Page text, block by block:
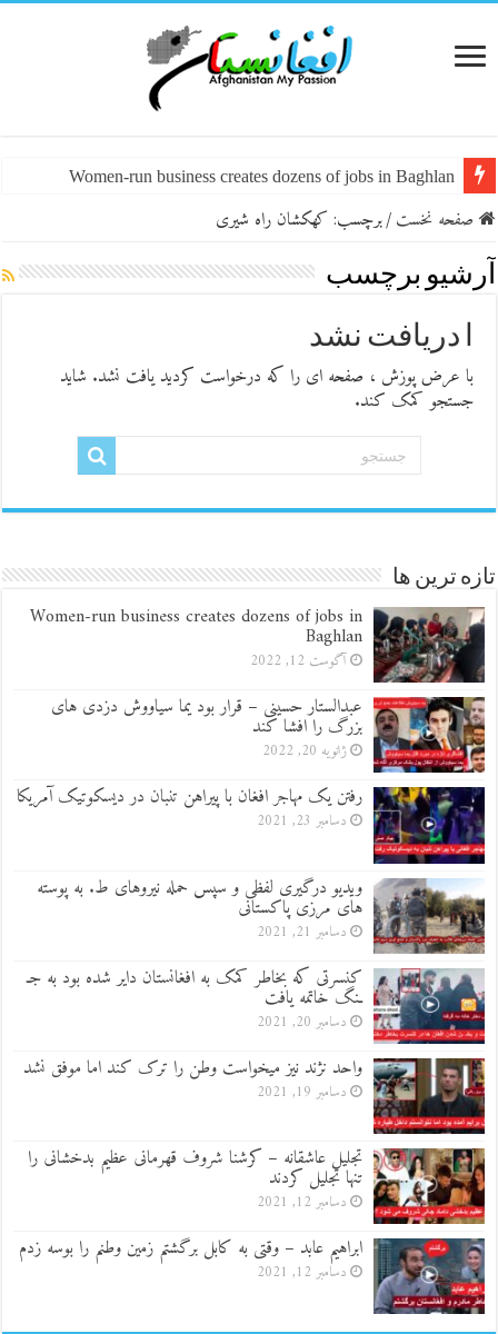
Women-run business creates dozens of jobs in Baghlan
صفحه نخست/برچسب:کهکشان راه شیری
آرشیو برچسب
ا دریافت نشد
با عرض پوزش ، صفحه ای را که درخواست کردید یافت نشد. شاید
جستجو کمک کند.
تازه ترین ها
Women-run business creates dozens of jobs in
Baghlan
آگوست 12, 2022
عبدالستار حسینی – قرار بود یما سیاووش دزدی های
بزرگ را افشا کند
ژانویه 20, 2022
رفتن یک مهاجر افغان با پیراهن تنبان در دیسکوتیک آمریکا
دسامبر 23, 2021
ویدیو درگیری لفظی و سپس حمله نیروهای ط. به پوسته
های مرزی پاکستانی
دسامبر 21, 2021
کنسرتی که بخاطر کمک به افغانستان دایر شده بود به جـ
ـنگ خاتمه یافت
دسامبر 20, 2021
واحد نژند نیز میخواست وطن را ترک کند اما موفق نشد
دسامبر 19, 2021
تجلیل عاشقانه – کرشنا شروف قهرمانی عظیم بدخشانی را
تنها تجلیل کردند
دسامبر 12, 2021
ابراهیم عابد – وقتی به کابل برگشتم زمین وطنم را بوسه زدم
دسامبر 12, 2021